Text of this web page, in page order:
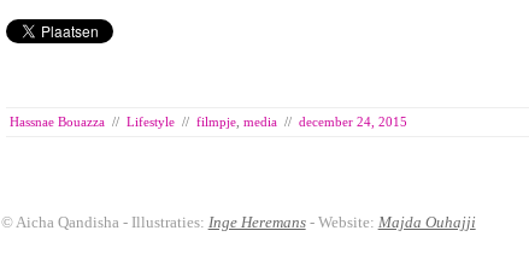
Hassnae Bouazza // Lifestyle // filmpje media // december 24, 2015
© Aicha Qandisha - Illustraties: Inge Heremans- Website: Majda Ouhajji